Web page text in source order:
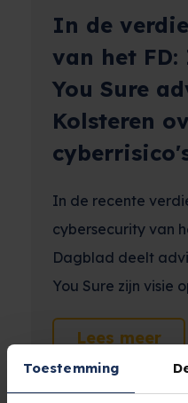
Toestemming
In de
van het
You Sure
Kolsteren
In de recente
cybersecurity van
Dagblad deelt
You Sure zijn visie
Lees meer